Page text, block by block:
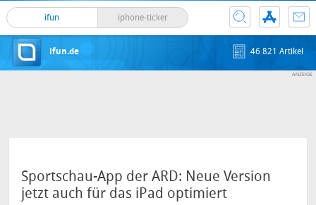
ifun iphone-ticker
ifun.de 46 821 Artikel
Sportschau-App der ARD: Neue Version
jetzt auch für das iPad optimiert